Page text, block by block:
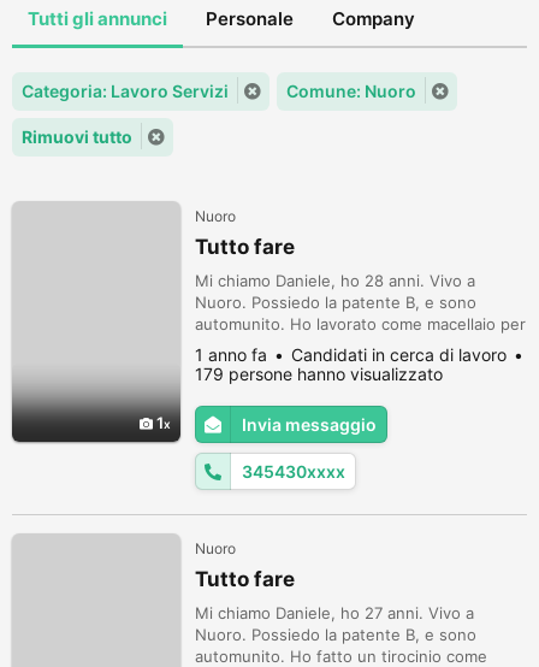
Tutti gli annunci Personale Company
Categoria: Lavoro Servizi Comune: Nuoro
Rimuovi tutto
1
Nuoro
Tutto fare
Mi chiamo Daniele, ho 28 anni. Vivo a
Nuoro. Possiedo la patente B, e sono
automunito. Ho lavorato come macellaio per
6 mesi con contratto di tirocinio, manovale
in diversi cantieri, magazziniere e autista.
Poi mi occupo di lavaggio auto, imbianchino,
pulizia giardini, scarico merci, consegne a
domicilio, traslochi, pulizie domestiche e
industriali, ect.. In...
1 anno fa
Candidati in cerca di lavoro
179 persone hanno visualizzato
Invia messaggio
345430xxxx
Nuoro
Tutto fare
Mi chiamo Daniele, ho 27 anni. Vivo a
Nuoro. Possiedo la patente B, e sono
automunito. Ho fatto un tirocinio come